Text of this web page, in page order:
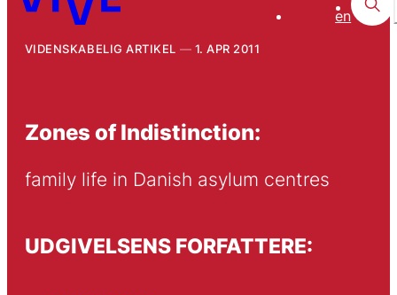
en
VIDENSKABELIG ARTIKEL 1. APR 2011
Zones of Indistinction:
family life in Danish asylum centres
UDGIVELSENS FORFATTERE: